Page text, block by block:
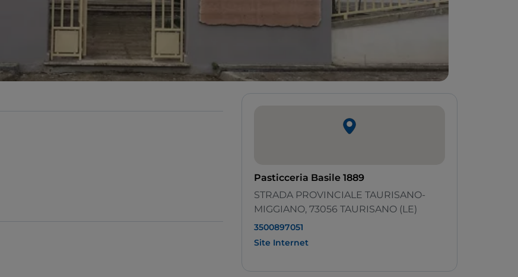
Pasticceria Basile 1889
STRADA PROVINCIALE TAURISANO-
MIGGIANO, 73056 TAURISANO (LE)
3500897051
Site Internet